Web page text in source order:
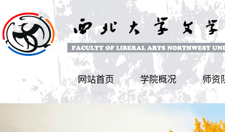
网站首页 学院概况 师资